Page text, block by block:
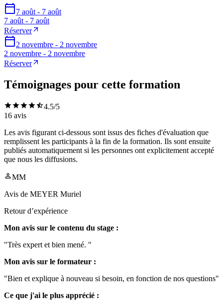
7 août - 7 août
7 août - 7 août
Réserver
2 novembre - 2 novembre
2 novembre - 2 novembre
Réserver
Témoignages pour cette formation
4.5/5
16 avis
Les avis figurant ci-dessous sont issus des fiches d'évaluation que
remplissent les participants à la fin de la formation. Ils sont ensuite
publiés automatiquement si les personnes ont explicitement accepté
que nous les diffusions.
MM
Avis de MEYER Muriel
Retour d’expérience
Mon avis sur le contenu du stage :
"Très expert et bien mené. "
Mon avis sur le formateur :
"Bien et explique à nouveau si besoin, en fonction de nos questions"
Ce que j'ai le plus apprécié :